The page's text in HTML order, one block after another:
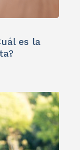
es la